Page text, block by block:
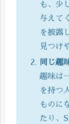
も、少
与えて
を披露
見つけ
同じ趣
趣味は
を持つ
ものに
たり、